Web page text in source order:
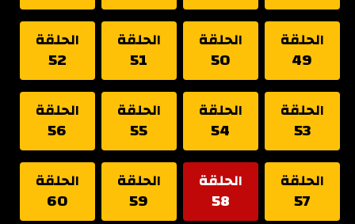
الحلقة
49
الحلقة
50
الحلقة
51
الحلقة
52
الحلقة
53
الحلقة
54
الحلقة
55
الحلقة
56
الحلقة
57
الحلقة
58
الحلقة
59
الحلقة
60